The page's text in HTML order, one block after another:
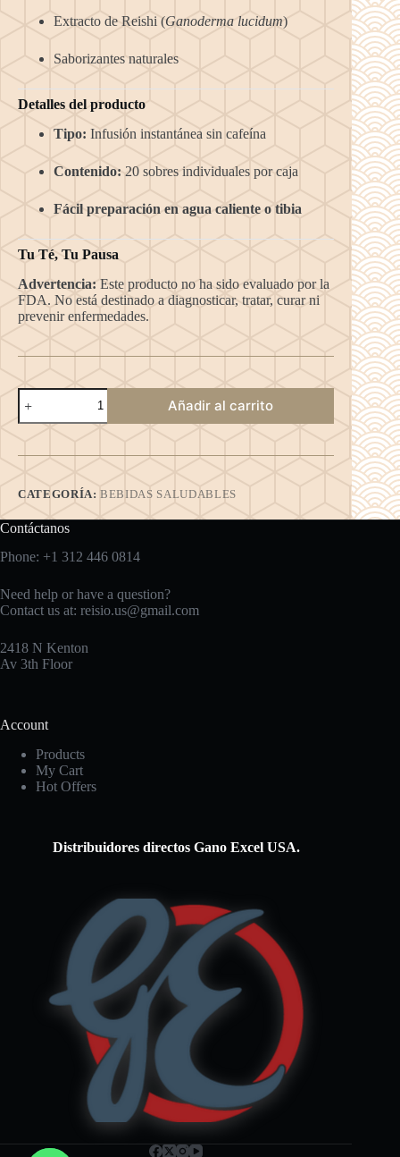
Extracto de Reishi (Ganoderma lucidum)
Saborizantes naturales
Detalles del producto
Tipo: Infusión instantánea sin cafeína
Contenido: 20 sobres individuales por caja
Fácil preparación en agua caliente o tibia
Tu Té, Tu Pausa
Advertencia: Este producto no ha sido evaluado por la
FDA. No está destinado a diagnosticar, tratar, curar ni
prevenir enfermedades.
Té
Rooibos
cantidad
Añadir al carrito
CATEGORÍA:BEBIDAS SALUDABLES
Contáctanos
Phone: +1 312 446 0814
Need help or have a question?
Contact us at: reisio.us@gmail.com
2418 N Kenton
Av 3th Floor
Account
Products
My Cart
Hot Offers
Distribuidores directos Gano Excel USA.